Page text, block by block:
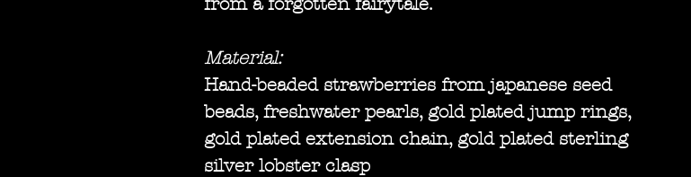
Material:
Hand-beaded strawberries from japanese seed
beads, freshwater pearls, gold plated jump rings,
gold plated extension chain, gold plated sterling
silver lobster clasp